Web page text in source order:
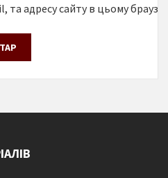
та адресу сайту в цьому